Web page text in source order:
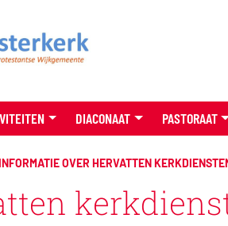
DIACONAAT PASTORAAT
OVER HERVATTEN